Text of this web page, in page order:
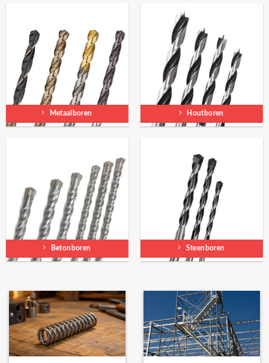
Metaalboren Houtboren
Betonboren Steenboren